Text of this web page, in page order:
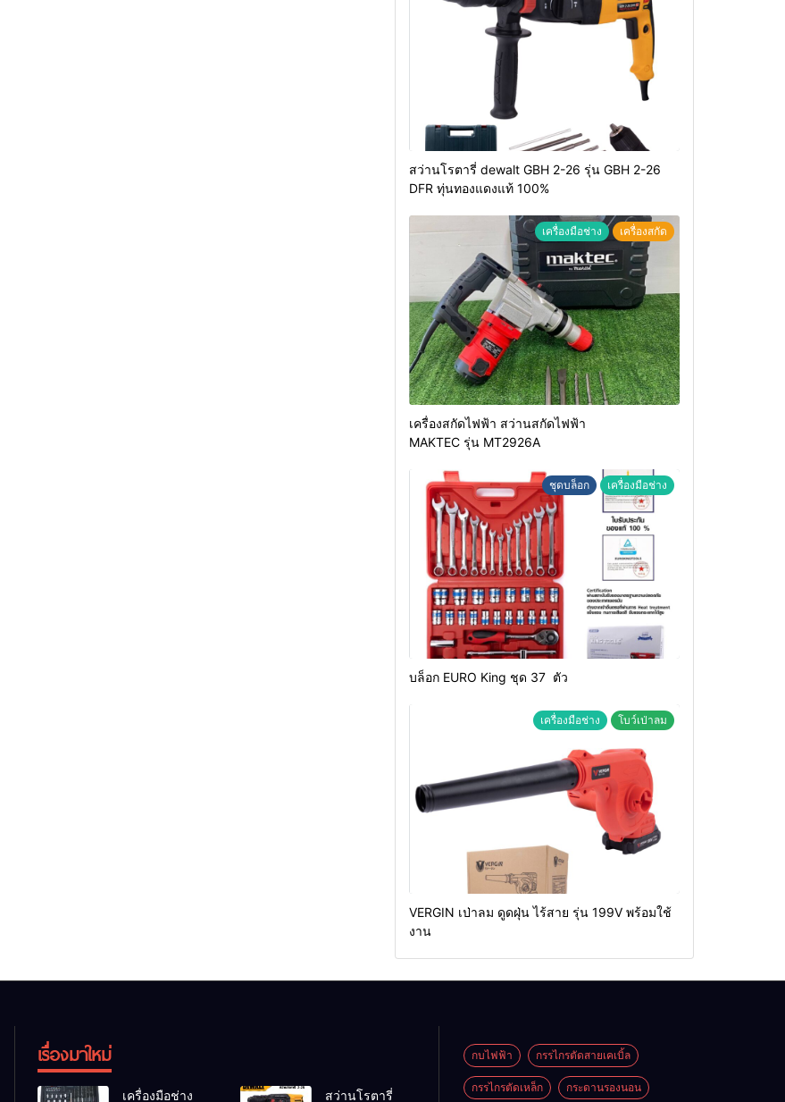
สว่านโรตารี่ dewalt GBH 2-26 รุ่น GBH 2-26
DFR ทุ่นทองแดงแท้ 100%
เครื่องมือช่าง เครื่องสกัด
เครื่องสกัดไฟฟ้า สว่านสกัดไฟฟ้า
MAKTEC รุ่น MT2926A
ชุดบล็อก เครื่องมือช่าง
บล็อก EURO King ชุด 37 ตัว
เครื่องมือช่าง โบว์เป่าลม
VERGIN เป่าลม ดูดฝุ่น ไร้สาย รุ่น 199V พร้อมใช้
งาน
เรื่องมาใหม่
เครื่องมือช่าง สว่านโรตารี่
กบไฟฟ้า กรรไกรตัดสายเคเบิ้ล
กรรไกรตัดเหล็ก กระดานรองนอน